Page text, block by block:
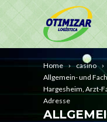
Home
casino
Allgemein- und
Hargesheim, Arzt-
Adresse